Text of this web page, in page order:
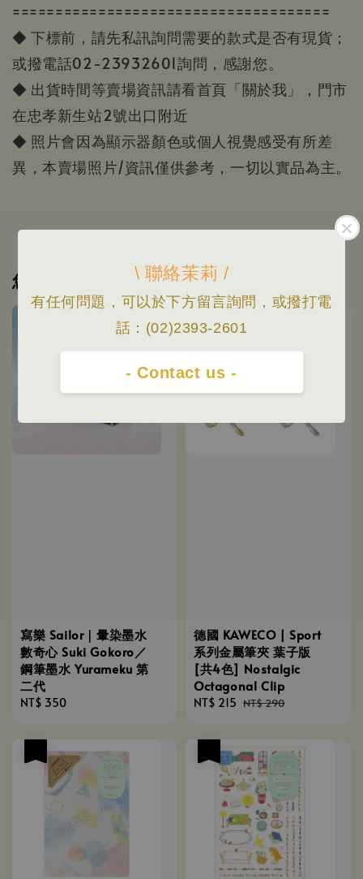
\ 聯絡茉莉 /
有任何問題，可以於下方留言詢問，或撥打電
話：(02)2393-2601
- Contact us -
=====================================
◆ 下標前，請先私訊詢問需要的款式是否有現貨；
或撥電話02-23932601詢問，感謝您。
◆ 出貨時間等賣場資訊請看首頁「關於我」，門市
在忠孝新生站2號出口附近
◆ 照片會因為顯示器顏色或個人視覺感受有所差
異，本賣場照片/資訊僅供參考，一切以實品為主。
您可能也喜歡
寫樂 Sailor｜暈染墨水
數奇心 Suki Gokoro／
鋼筆墨水 Yurameku 第
二代
Regular
NT$ 350
德國 KAWECO | Sport
系列金屬筆夾 葉子版
[共4色] Nostalgic
Octagonal Clip
Sale
NT$ 215 Regular
NT$ 290